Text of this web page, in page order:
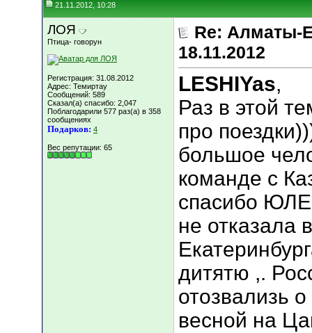
21.11.2012, 10:28
ЛОЯ
Птица- говорун
Регистрация: 31.08.2012
Адрес: Темиртау
Сообщений: 589
Сказал(а) спасибо: 2,047
Поблагодарили 577 раз(а) в 358
сообщениях
Подарков: 4
Вес репутации: 65
Re: Алматы-
18.11.2012
LESHIYas,
Раз в этой
про
большое
команде с
спасибо
не отказала
дитятю ,.
отозвализь
весной на